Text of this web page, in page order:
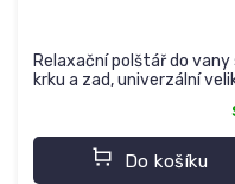
Relaxační polštář do
krku a zad, univerzální
Do košíku